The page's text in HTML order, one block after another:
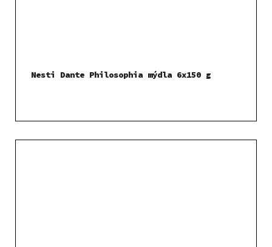
Nesti Dante Philosophia mýdla 6x150 g